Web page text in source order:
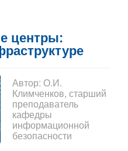
центры:
Автор: О.И.
Климченков, старший
преподаватель
кафедры
информационной
безопасности